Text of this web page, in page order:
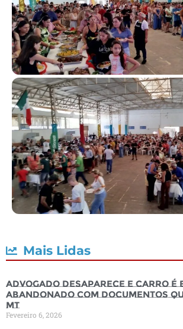
Mais Lidas
Advogado desaparece e carro
abandonado com documentos
MT
Fevereiro 6, 2026